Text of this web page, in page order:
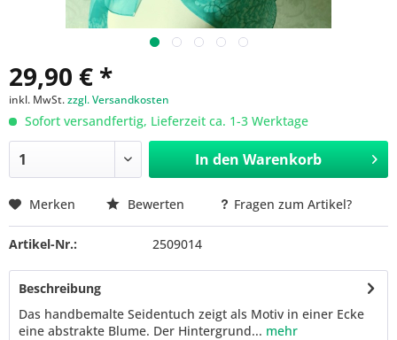
29,90 € *
inkl. MwSt.zzgl. Versandkosten
Sofort versandfertig, Lieferzeit ca. 1-3 Werktage
In den Warenkorb
Merken Bewerten Fragen zum Artikel?
Artikel-Nr.: 2509014
Beschreibung
Das handbemalte Seidentuch zeigt als Motiv in einer Ecke
eine abstrakte Blume. Der Hintergrund... mehr